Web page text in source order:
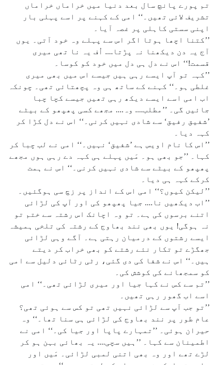
تم پورے پانچ سال بعد دنیا میں خراماں خراماں
تشریف لائی تھیں۔‘‘ امی کے کہنے پر اسے پہلی بار
اپنی سستی کاہلی پر غصہ آیا۔
’’کتنا اچھا ہوتا اگر اس سے پہلے وہ خود آتی۔ یوں
آج یہ دن دیکھنا نہ پڑتا.... اُف یہ نا تھی میری
قسمت!‘‘ اس نے دل ہی دل میں خود کو کوسا۔
’’کہہ تو آپ ایسے رہی ہیں جیسے اس میں بھی میری
غلطی ہو۔‘‘ کہنے کے ساتھ ہی وہ پچھتائی تھی۔ چونکہ
اب امی اسے ایسے دیکھ رہی تھیں جیسے کچا چبا
جائیں گی۔ ’’مطلب.... وہ.... مجھے کسی پھپھو کے بیٹے
’شفیق رفیق‘ سے شادی نہیں کرنی۔‘‘ اس نے دل کڑا کر
کہہ دیا۔
’’اس کا نام اویس ہے ’شفیق‘ نہیں۔‘‘ امی نے لب چبا کر
کہا۔ ’’جو بھی ہو۔ مَیں پہلے ہی کہہ دے رہی ہوں مجھے
پھپھو کے بیٹے سے شادی نہیں کرنی۔‘‘ اس نے ہمت
کرکے کہہ ہی دیا۔
’’لیکن کیوں؟‘‘ امی اس کے انداز پر زچ سی ہوگئیں۔
’’اب دیکھیں نا.... جیا پھپھو کی اور آپ کی لڑائی
اتنے برسوں کی ہے۔ تو وہ اچانک اس رشتہ سے ختم تو
نہ ہوگی! یوں بھی نند بھاوج کے رشتہ کی تلخی ہمیشہ
ایسے رشتوں کے درمیان رہتی ہے۔ آگے وہی لڑائی
جھگڑے تو تکار نئے رشتے کو بھی خراب کر دیتے
ہیں۔‘‘ اس نے شفا کی دی گئی، رٹی رٹائی دلیل سے امی
کو سمجھانے کی کوشش کی۔
’’تم سے کس نے کہا جیا اور میری لڑائی تھی۔‘‘ امی
اسے اب گھور رہی تھیں۔
’’تو جب آپ سے لڑائی نہیں تھی تو کس سے ہوئی تھی؟
عام طور پر نند بھاوج کی لڑائی ہی سنا تھا۔‘‘ وہ
حیران ہوئی۔ ’’تمہارے پاپا اور جیا کی۔‘‘ امی نے
اطمینان سے کہا۔ ’’ہیں سچی.... یہ بھائی بہن ہو کر
لڑے تھے اور وہ بھی اتنی لمبی لڑائی۔ مَیں اور